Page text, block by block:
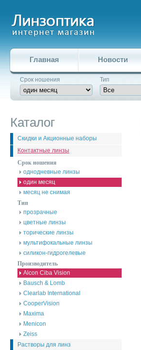
Главная Новости
Срок ношения Тип
Каталог
Скидки и Акционные наборы
Контактные линзы
Срок ношения
однодневные линзы
один месяц
месяц не снимая
Тип
прозрачные
цветные линзы
торические линзы
мультифокальные линзы
силикон-гидрогелевые
Производитель
Alcon Ciba Vision
Bausch & Lomb
Clearlab International
CooperVision
Maxima
Menicon
Zeiss
Растворы для линз